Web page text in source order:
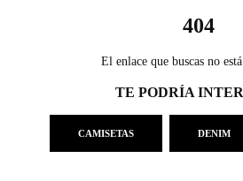
404
El enlace que buscas no
TE PODRÍA
CAMISETAS DENIM